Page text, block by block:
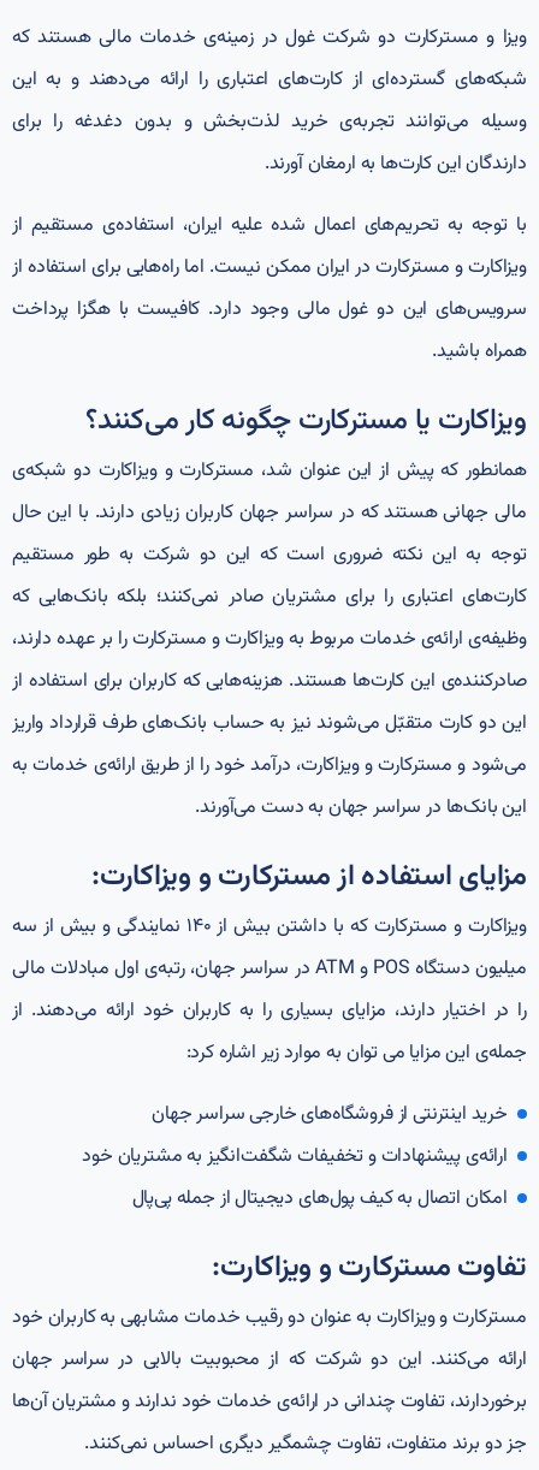
ویزا و مسترکارت دو شرکت غول در زمینه‌ی خدمات مالی هستند که
شبکه‌های گسترده‌ای از کارت‌های اعتباری را ارائه می‌دهند و به این
وسیله می‌توانند تجربه‌ی خرید لذت‌بخش و بدون دغدغه را برای
دارندگان این کارت‌ها به ارمغان آورند.
با توجه به تحریم‌های اعمال شده علیه ایران، استفاده‌ی مستقیم از
ویزاکارت و مسترکارت در ایران ممکن نیست. اما راه‌هایی برای استفاده از
سرویس‌های این دو غول مالی وجود دارد. کافیست با هگزا پرداخت
همراه باشید.
ویزاکارت یا مسترکارت چگونه کار می‌کنند؟
همانطور که پیش از این عنوان شد، مسترکارت و ویزاکارت دو شبکه‌ی
مالی جهانی هستند که در سراسر جهان کاربران زیادی دارند. با این حال
توجه به این نکته ضروری است که این دو شرکت به طور مستقیم
کارت‌های اعتباری را برای مشتریان صادر نمی‌کنند؛ بلکه بانک‌هایی که
وظیفه‌ی ارائه‌ی خدمات مربوط به ویزاکارت و مسترکارت را بر عهده دارند،
صادرکننده‌ی این کارت‌ها هستند. هزینه‌هایی که کاربران برای استفاده از
این دو کارت متقبّل می‌شوند نیز به حساب بانک‌های طرف قرارداد واریز
می‌شود و مسترکارت و ویزاکارت، درآمد خود را از طریق ارائه‌ی خدمات به
این بانک‌ها در سراسر جهان به دست می‌آورند.
مزایای استفاده از مسترکارت و ویزاکارت:
ویزاکارت و مسترکارت که با داشتن بیش از ۱۴۰ نمایندگی و بیش از سه
میلیون دستگاه POS و ATM در سراسر جهان، رتبه‌ی اول مبادلات مالی
را در اختیار دارند، مزایای بسیاری را به کاربران خود ارائه می‌دهند. از
جمله‌ی این مزایا می‌ توان به موارد زیر اشاره کرد:
خرید اینترنتی از فروشگاه‌های خارجی سراسر جهان
ارائه‌ی پیشنهادات و تخفیفات شگفت‌انگیز به مشتریان خود
امکان اتصال به کیف پول‌های دیجیتال از جمله پی‌پال
تفاوت مسترکارت و ویزاکارت:
مسترکارت و ویزاکارت به عنوان دو رقیب خدمات مشابهی به کاربران خود
ارائه می‌کنند. این دو شرکت که از محبوبیت بالایی در سراسر جهان
برخوردارند، تفاوت چندانی در ارائه‌ی خدمات خود ندارند و مشتریان آن‌ها
جز دو برند متفاوت، تفاوت چشمگیر دیگری احساس نمی‌کنند.